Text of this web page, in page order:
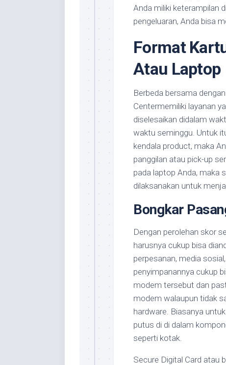
Anda miliki keterampilan
pengeluaran, Anda bisa
Format
Atau Laptop
Berbeda bersama
Centermemiliki layanan
diselesaikan didalam
waktu seminggu. Untuk
kendala product, maka
panggilan atau pick-up
pada laptop Anda, maka
dilaksanakan untuk
Bongkar
Dengan perolehan skor
harusnya cukup bisa
perpesanan, media
penyimpanannya cukup
modem tersebut dan
modem walaupun tidak
hardware. Biasanya
putus di di dalam
seperti kotak.
Secure Digital Card atau